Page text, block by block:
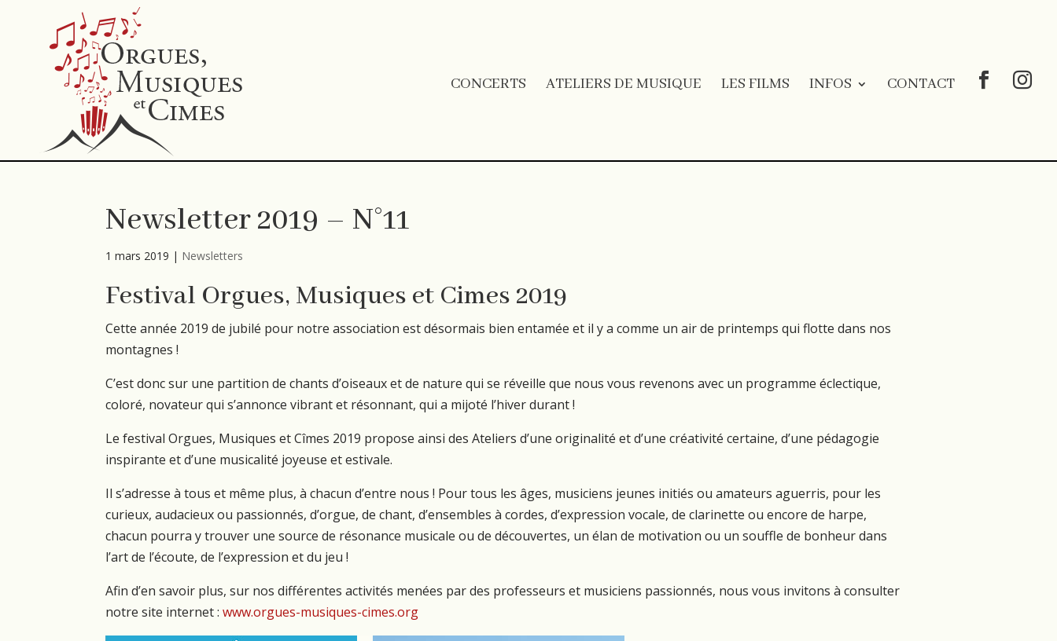
CONCERTS ATELIERS DE MUSIQUE LES FILMS INFOS CONTACT
Newsletter 2019 – N°11
1 mars 2019 | Newsletters
Festival Orgues, Musiques et Cimes 2019
Cette année 2019 de jubilé pour notre association est désormais bien entamée et il y a comme un air de printemps qui flotte dans nos
montagnes !
C’est donc sur une partition de chants d’oiseaux et de nature qui se réveille que nous vous revenons avec un programme éclectique,
coloré, novateur qui s’annonce vibrant et résonnant, qui a mijoté l’hiver durant !
Le festival Orgues, Musiques et Cîmes 2019 propose ainsi des Ateliers d’une originalité et d’une créativité certaine, d’une pédagogie
inspirante et d’une musicalité joyeuse et estivale.
Il s’adresse à tous et même plus, à chacun d’entre nous ! Pour tous les âges, musiciens jeunes initiés ou amateurs aguerris, pour les
curieux, audacieux ou passionnés, d’orgue, de chant, d’ensembles à cordes, d’expression vocale, de clarinette ou encore de harpe,
chacun pourra y trouver une source de résonance musicale ou de découvertes, un élan de motivation ou un souffle de bonheur dans
l’art de l’écoute, de l’expression et du jeu !
Afin d’en savoir plus, sur nos différentes activités menées par des professeurs et musiciens passionnés, nous vous invitons à consulter
notre site internet :www.orgues-musiques-cimes.org